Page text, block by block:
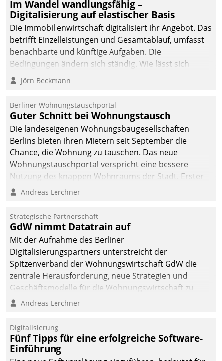
Im Wandel wandlungsfähig –
Digitalisierung auf elastischer Basis
Die Immobilienwirtschaft digitalisiert ihr Angebot. Das
betrifft Einzelleistungen und Gesamtablauf, umfasst
benachbarte und künftige Aufgaben. Die
Bedingungen ändern sich ständig. Wie lässt sich
technisch die Kontrolle wahren und zugleich Freiraum
fürs Wachsen öffnen?
Jörn Beckmann
Berliner Wohnungstauschportal
Guter Schnitt bei Wohnungstausch
Die landeseigenen Wohnungsbaugesellschaften
Berlins bieten ihren Mietern seit September die
Chance, die Wohnung zu tauschen. Das neue
Wohnungstauschportal verspricht eine bessere
Nutzung des knappen Wohnraums der Stadt. Erster
Anwendungsfall für Datatrains Lösung API-Hub mit
Unternehmen.
Andreas Lerchner
Strategische Partnerschaft
GdW nimmt Datatrain auf
Mit der Aufnahme des Berliner
Digitalisierungspartners unterstreicht der
Spitzenverband der Wohnungswirtschaft GdW die
zentrale Herausforderung, neue Strategien und
Geschäftsmodelle für die Wohnungswirtschaft zu
entwickeln.
Andreas Lerchner
Digitalisierung
Fünf Tipps für eine erfolgreiche Software-
Einführung